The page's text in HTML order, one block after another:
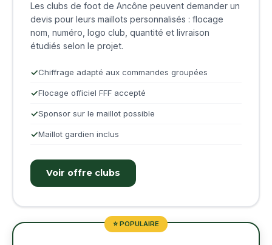
Les clubs de foot de Ancône peuvent demander un
devis pour leurs maillots personnalisés : flocage
nom, numéro, logo club, quantité et livraison
étudiés selon le projet.
Chiffrage adapté aux commandes groupées
Flocage officiel FFF accepté
Sponsor sur le maillot possible
Maillot gardien inclus
Voir offre clubs
⭐ POPULAIRE